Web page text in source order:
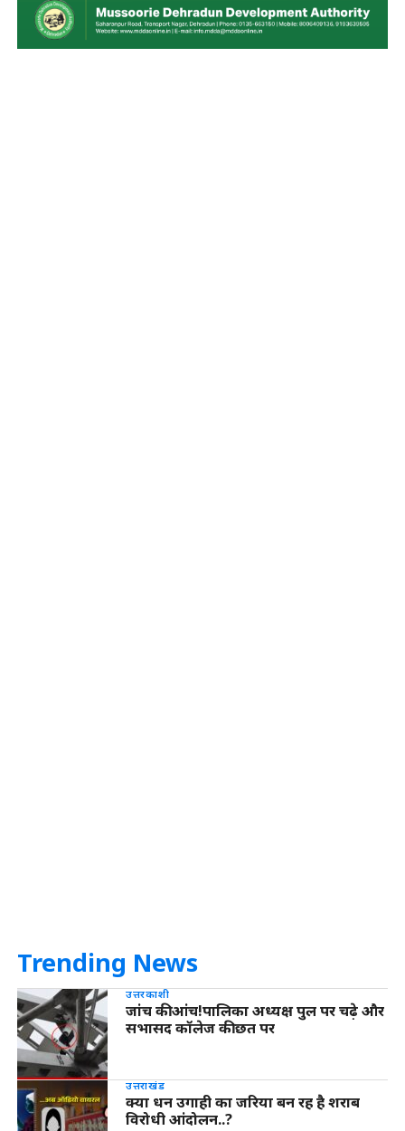
Trending News
उत्तरकाशी
जांच की आंच!पालिका अध्यक्ष पुल पर चढ़े और
सभासद कॉलेज की छत पर
उत्तराखंड
क्या धन उगाही का जरिया बन रह है शराब
विरोधी आंदोलन..?